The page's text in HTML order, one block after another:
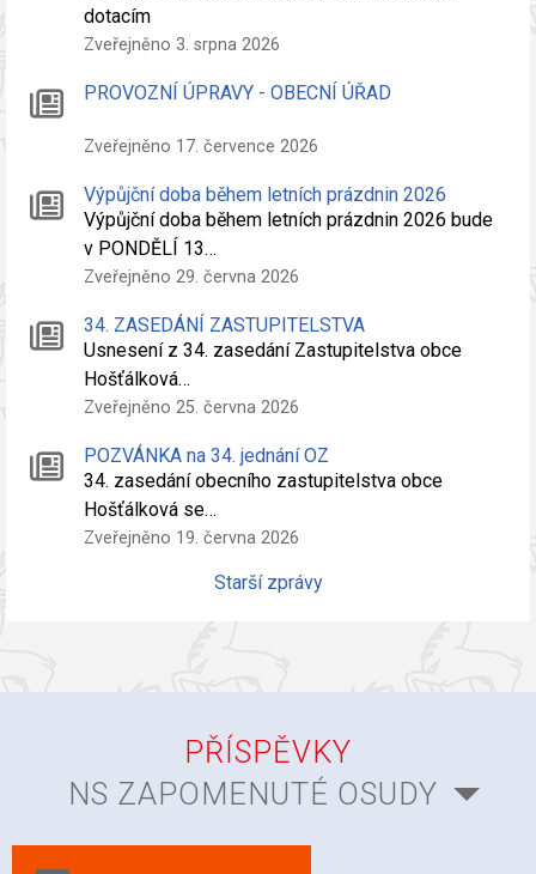
dotacím
Zveřejněno 3. srpna 2026
PROVOZNÍ ÚPRAVY - OBECNÍ ÚŘAD
Zveřejněno 17. července 2026
Výpůjční doba během letních prázdnin 2026
Výpůjční doba během letních prázdnin 2026 bude
v PONDĚLÍ 13…
Zveřejněno 29. června 2026
34. ZASEDÁNÍ ZASTUPITELSTVA
Usnesení z 34. zasedání Zastupitelstva obce
Hošťálková…
Zveřejněno 25. června 2026
POZVÁNKA na 34. jednání OZ
34. zasedání obecního zastupitelstva obce
Hošťálková se…
Zveřejněno 19. června 2026
Starší zprávy
PŘÍSPĚVKY
NS ZAPOMENUTÉ OSUDY